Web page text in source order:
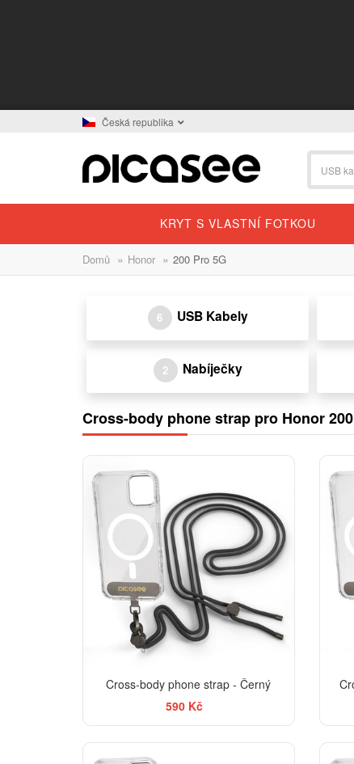
Česká republika
KRYT S VLASTNÍ FOTKOU
Domů » Honor » 200 Pro 5G
6 USB Kabely
2 Nabíječky
Cross-body phone strap pro Honor
Cross-body phone strap - Černý
590 Kč